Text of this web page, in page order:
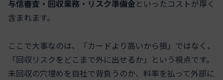
与信審査・回収業務・リスク準備金といったコストが厚く
含まれます。
ここで大事なのは、「カードより高いから損」ではなく、
「回収リスクをどこまで外に出せるか」という視点です。
未回収の穴埋めを自社で背負うのか、料率を払って外部に